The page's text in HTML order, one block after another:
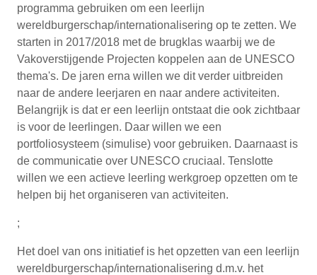
programma gebruiken om een leerlijn
wereldburgerschap/internationalisering op te zetten. We
starten in 2017/2018 met de brugklas waarbij we de
Vakoverstijgende Projecten koppelen aan de UNESCO
thema's. De jaren erna willen we dit verder uitbreiden
naar de andere leerjaren en naar andere activiteiten.
Belangrijk is dat er een leerlijn ontstaat die ook zichtbaar
is voor de leerlingen. Daar willen we een
portfoliosysteem (simulise) voor gebruiken. Daarnaast is
de communicatie over UNESCO cruciaal. Tenslotte
willen we een actieve leerling werkgroep opzetten om te
helpen bij het organiseren van activiteiten.
;
Het doel van ons initiatief is het opzetten van een leerlijn
wereldburgerschap/internationalisering d.m.v. het